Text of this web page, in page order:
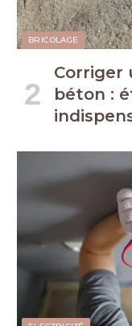
BRICOLAGE
Corriger
béton :